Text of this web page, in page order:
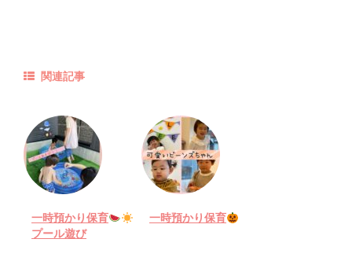
関連記事
一時預かり保育
プール遊び
一時預かり保育